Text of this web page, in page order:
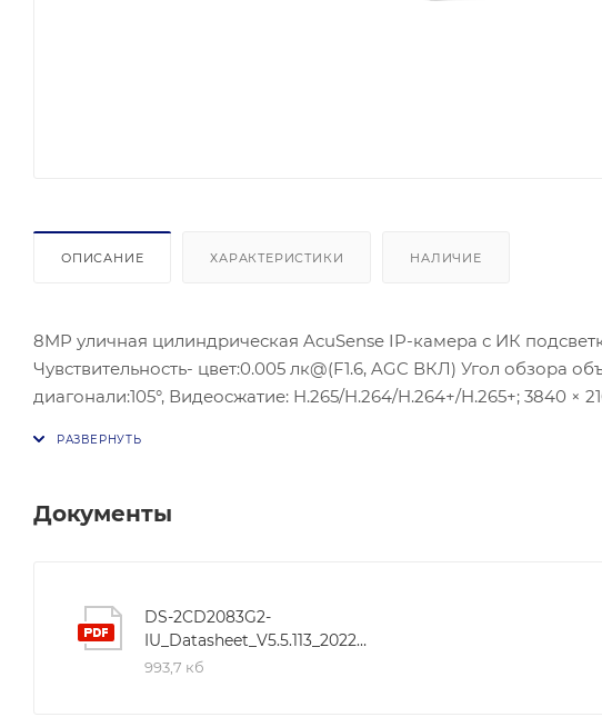
ОПИСАНИЕ ХАРАКТЕРИСТИКИ НАЛИЧИЕ
8MP уличная цилиндрическая AcuSense IP-камера с ИК
Чувствительность- цвет:0.005 лк@(F1.6, AGC ВКЛ) Угол обзора
диагонали:105°, Видеосжатие: H.265/H.264/H.264+/H.265+; 3840 ×
Документы
DS-2CD2083G2-
IU_Datasheet_V5.5.113_20220114
993,7 кб